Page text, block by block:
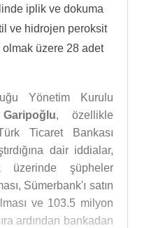
iplik ve dokuma
ve hidrojen peroksit
olmak üzere 28 adet
Yönetim Kurulu
, özellikle
Ticaret Bankası
dair iddialar,
üzerinde şüpheler
Sümerbank'ı satın
ve 103.5 milyon
ardından bankadan